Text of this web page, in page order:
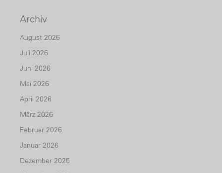
Archiv
August 2026
Juli 2026
Juni 2026
Mai 2026
April 2026
März 2026
Februar 2026
Januar 2026
Dezember 2025